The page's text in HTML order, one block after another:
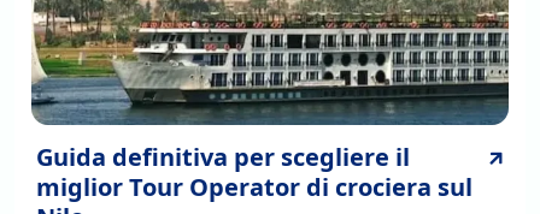
Guida definitiva per scegliere il
miglior Tour Operator di crociera sul